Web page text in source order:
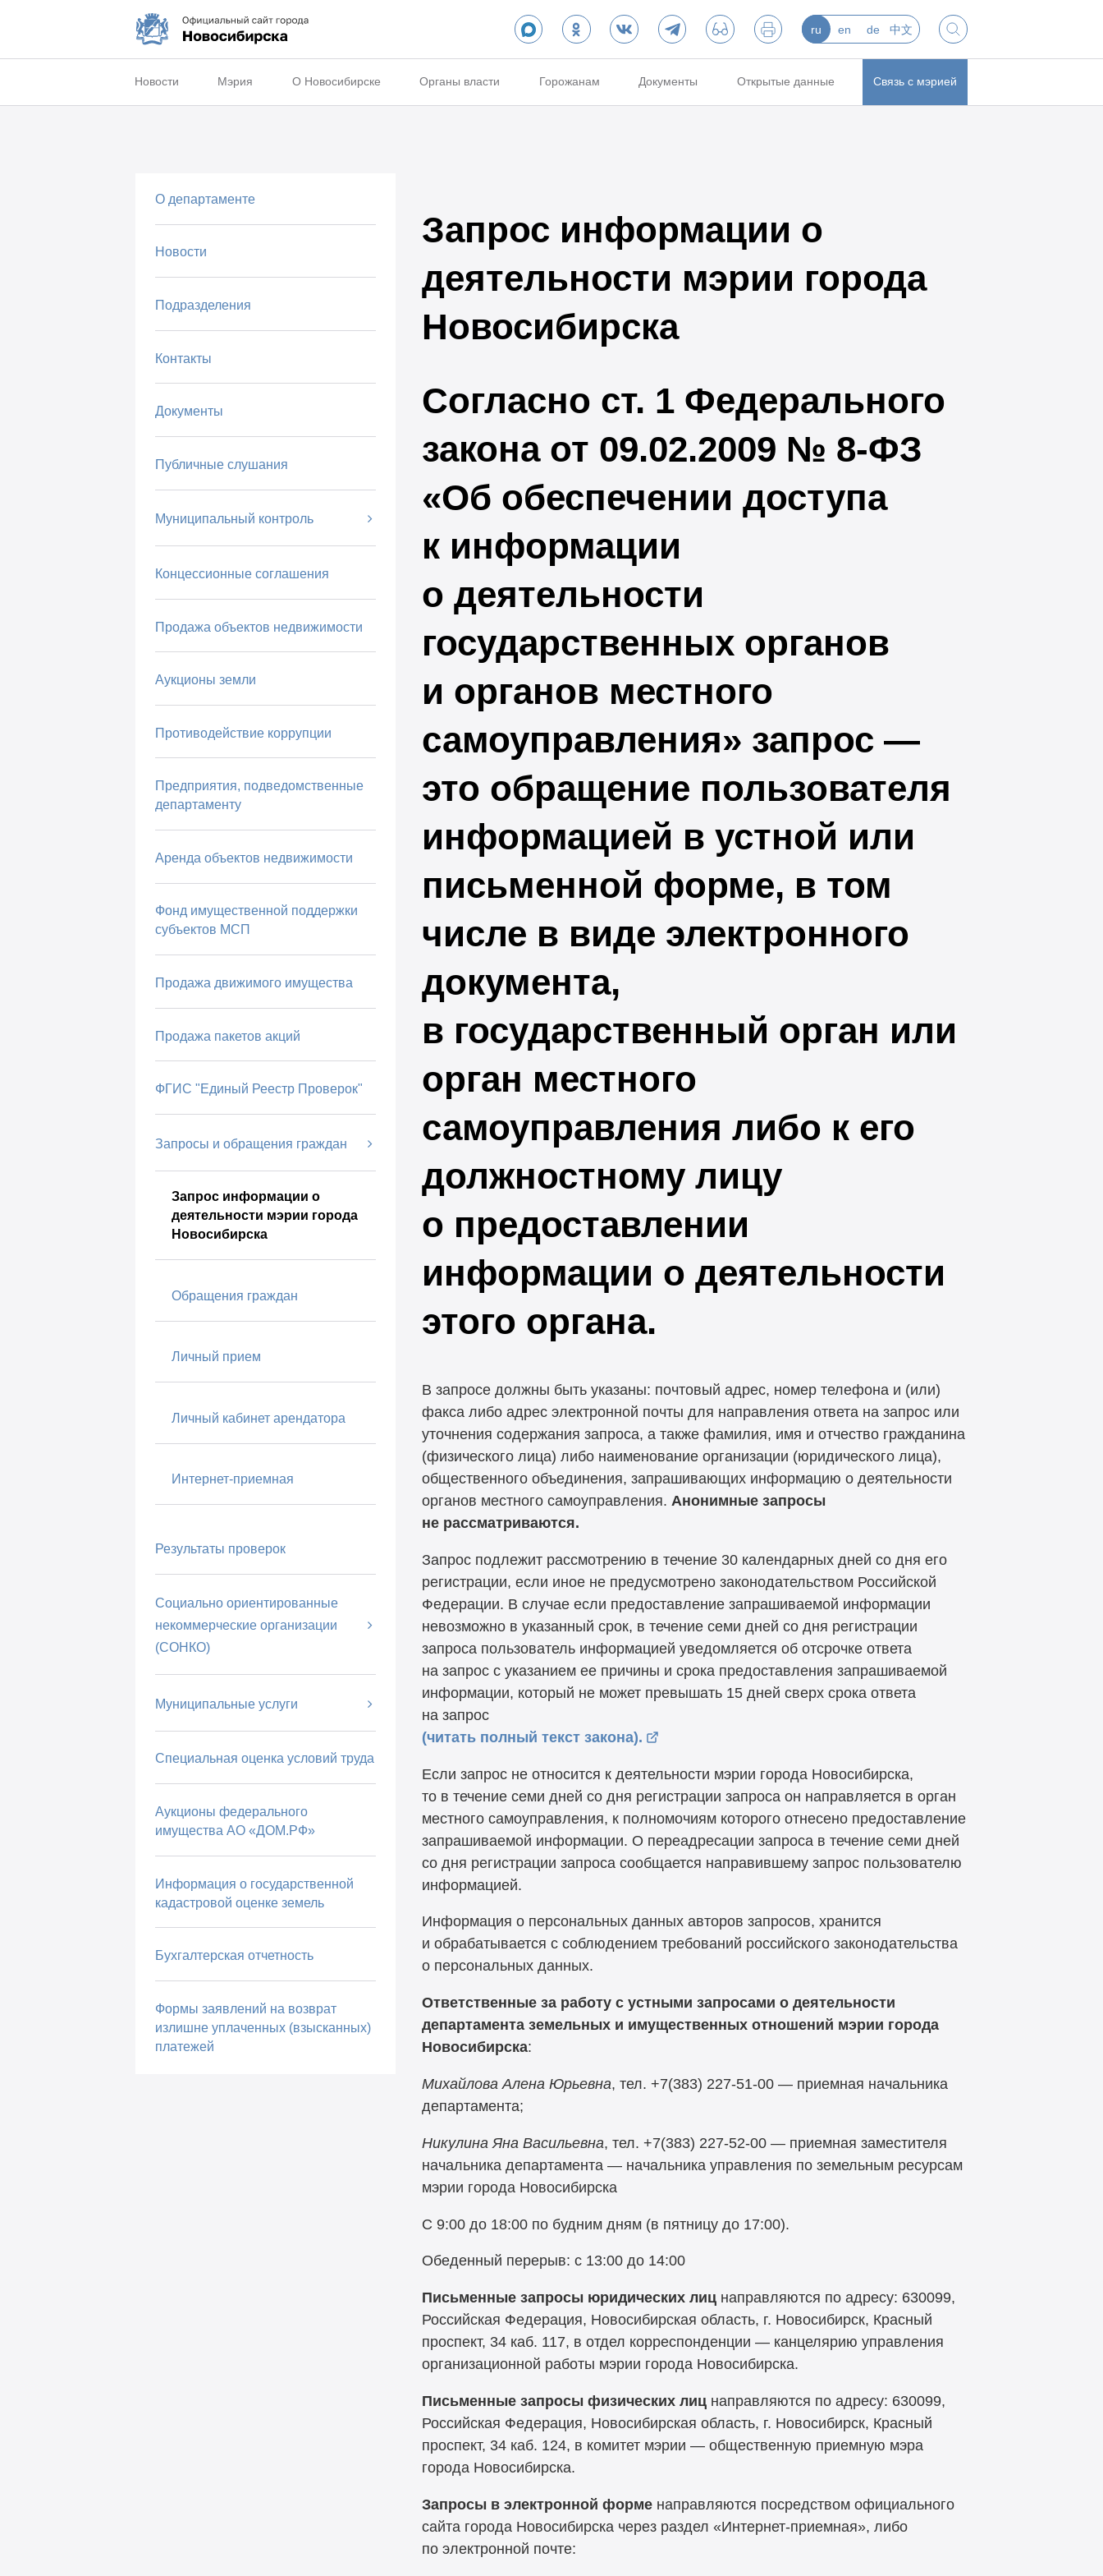
ru en de 中文
Новости Мэрия О Новосибирске Органы власти Горожанам Документы Открытые данные Связь с мэрией
О департаменте
Новости
Подразделения
Контакты
Документы
Публичные слушания
Муниципальный контроль
Концессионные соглашения
Продажа объектов недвижимости
Аукционы земли
Противодействие коррупции
Предприятия, подведомственные
департаменту
Аренда объектов недвижимости
Фонд имущественной поддержки
субъектов МСП
Продажа движимого имущества
Продажа пакетов акций
ФГИС "Единый Реестр Проверок"
Запросы и обращения граждан
Запрос информации о
деятельности мэрии города
Новосибирска
Обращения граждан
Личный прием
Личный кабинет арендатора
Интернет-приемная
Результаты проверок
Социально ориентированные
некоммерческие организации
(СОНКО)
Муниципальные услуги
Специальная оценка условий труда
Аукционы федерального
имущества АО «ДОМ.РФ»
Информация о государственной
кадастровой оценке земель
Бухгалтерская отчетность
Формы заявлений на возврат
излишне уплаченных (взысканных)
платежей
Запрос информации о
деятельности мэрии города
Новосибирска
Согласно ст. 1 Федерального
закона от 09.02.2009 № 8-ФЗ
«Об обеспечении доступа
к информации
о деятельности
государственных органов
и органов местного
самоуправления» запрос —
это обращение пользователя
информацией в устной или
письменной форме, в том
числе в виде электронного
документа,
в государственный орган или
орган местного
самоуправления либо к его
должностному лицу
о предоставлении
информации о деятельности
этого органа.
В запросе должны быть указаны: почтовый адрес, номер телефона и (или)
факса либо адрес электронной почты для направления ответа на запрос или
уточнения содержания запроса, а также фамилия, имя и отчество гражданина
(физического лица) либо наименование организации (юридического лица),
общественного объединения, запрашивающих информацию о деятельности
органов местного самоуправления. Анонимные запросы
не рассматриваются.
Запрос подлежит рассмотрению в течение 30 календарных дней со дня его
регистрации, если иное не предусмотрено законодательством Российской
Федерации. В случае если предоставление запрашиваемой информации
невозможно в указанный срок, в течение семи дней со дня регистрации
запроса пользователь информацией уведомляется об отсрочке ответа
на запрос с указанием ее причины и срока предоставления запрашиваемой
информации, который не может превышать 15 дней сверх срока ответа
на запрос
(читать полный текст закона).
Если запрос не относится к деятельности мэрии города Новосибирска,
то в течение семи дней со дня регистрации запроса он направляется в орган
местного самоуправления, к полномочиям которого отнесено предоставление
запрашиваемой информации. О переадресации запроса в течение семи дней
со дня регистрации запроса сообщается направившему запрос пользователю
информацией.
Информация о персональных данных авторов запросов, хранится
и обрабатывается с соблюдением требований российского законодательства
о персональных данных.
Ответственные за работу с устными запросами о деятельности
департамента земельных и имущественных отношений мэрии города
Новосибирска:
Михайлова Алена Юрьевна, тел. +7(383) 227-51-00 —приемная начальника
департамента;
Никулина Яна Васильевна, тел. +7(383) 227-52-00 —приемная заместителя
начальника департамента — начальника управления по земельным ресурсам
мэрии города Новосибирска
С 9:00 до 18:00 по будним дням (в пятницу до 17:00).
Обеденный перерыв: с 13:00 до 14:00
Письменные запросы юридических лиц направляются по адресу: 630099,
Российская Федерация, Новосибирская область, г. Новосибирск, Красный
проспект, 34 каб. 117, в отдел корреспонденции — канцелярию управления
организационной работы мэрии города Новосибирска.
Письменные запросы физических лиц направляются по адресу: 630099,
Российская Федерация, Новосибирская область, г. Новосибирск, Красный
проспект, 34 каб. 124, в комитет мэрии — общественную приемную мэра
города Новосибирска.
Запросы в электронной форменаправляются посредством официального
сайта города Новосибирска через раздел «Интернет-приемная», либо
по электронной почте: